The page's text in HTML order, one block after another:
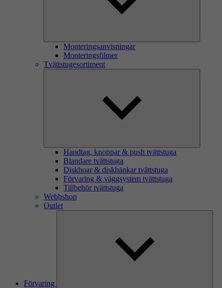
Monteringsanvisningar
Monteringsfilmer
Tvättstugesortiment
Handtag, knoppar & push tvättstuga
Blandare tvättstuga
Diskhoar & diskbänkar tvättstuga
Förvaring & väggsystem tvättstuga
Tillbehör tvättstuga
Webbshop
Outlet
Förvaring